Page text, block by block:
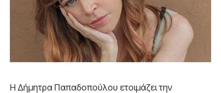
Η Δήμητρα Παπαδοπούλου ετοιμάζει την